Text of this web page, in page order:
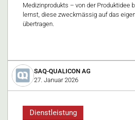
Me­di­zin­pro­dukts – von der Pro­dukt­idee
lernst, die­se zweck­mäs­sig auf das
über­tra­gen.
SAQ-QUALICON AG
27. Januar 2026
Dienstleistung